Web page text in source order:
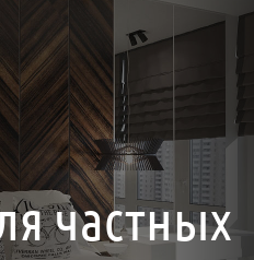
частных